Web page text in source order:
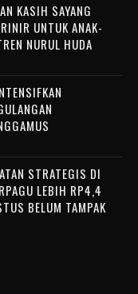
KASIH SAYANG
UNTUK ANAK-
NURUL HUDA
STRATEGIS DI
LEBIH RP4,4
BELUM TAMPAK